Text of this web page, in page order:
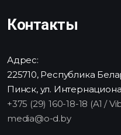
Контакты
Адрес:
225710, Республика
Пинск, ул.
+375 (29) 160-18-18 (A1 /
media@o-d.by